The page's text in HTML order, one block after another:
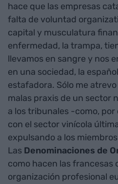
hace que las empresas
falta de voluntad
capital y musculatura
enfermedad, la trampa,
llevamos en sangre y nos
en una sociedad, la
estafadora. Sólo me
malas praxis de un sector
a los tribunales -como,
con el sector vinícola
expulsando a los
Las Denominaciones de
como hacen las francesas
organización profesional